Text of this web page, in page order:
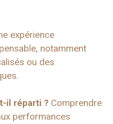
expérience
notamment
ou des
il réparti ? Comprendre
performances